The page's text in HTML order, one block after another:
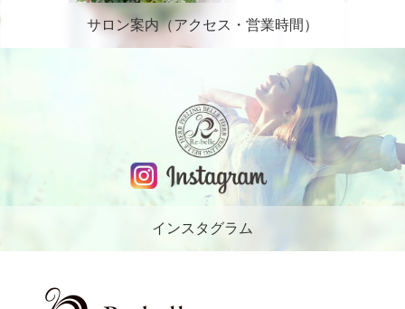
サロン案内（アクセス・営業時間）
インスタグラム